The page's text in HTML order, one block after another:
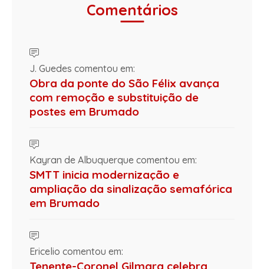
Comentários
J. Guedes comentou em:
Obra da ponte do São Félix avança
com remoção e substituição de
postes em Brumado
Kayran de Albuquerque comentou em:
SMTT inicia modernização e
ampliação da sinalização semafórica
em Brumado
Ericelio comentou em:
Tenente-Coronel Gilmara celebra